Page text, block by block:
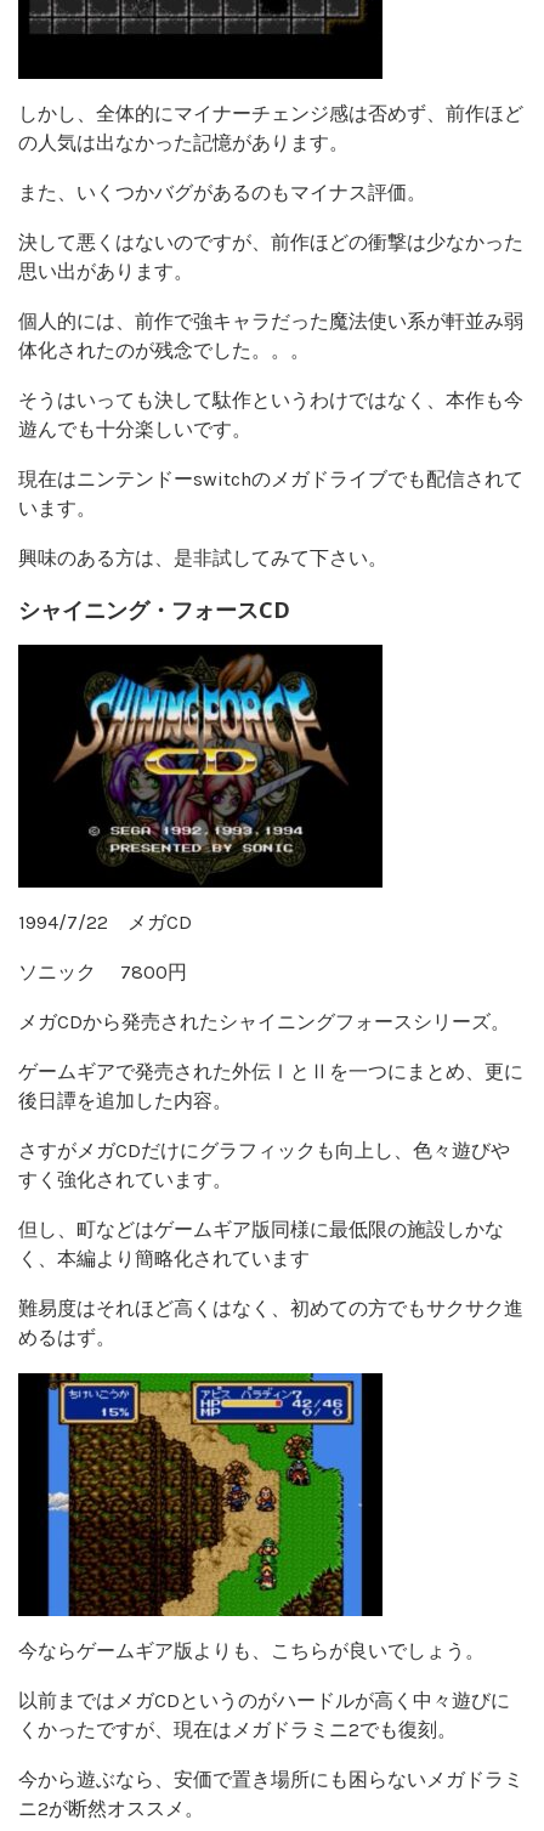
しかし、全体的にマイナーチェンジ感は否めず、前作ほど
の人気は出なかった記憶があります。
また、いくつかバグがあるのもマイナス評価。
決して悪くはないのですが、前作ほどの衝撃は少なかった
思い出があります。
個人的には、前作で強キャラだった魔法使い系が軒並み弱
体化されたのが残念でした。。。
そうはいっても決して駄作というわけではなく、本作も今
遊んでも十分楽しいです。
現在はニンテンドーswitchのメガドライブでも配信されて
います。
興味のある方は、是非試してみて下さい。
シャイニング・フォースCD
1994/7/22 メガCD
ソニック 7800円
メガCDから発売されたシャイニングフォースシリーズ。
ゲームギアで発売された外伝ⅠとⅡを一つにまとめ、更に
後日譚を追加した内容。
さすがメガCDだけにグラフィックも向上し、色々遊びや
すく強化されています。
但し、町などはゲームギア版同様に最低限の施設しかな
く、本編より簡略化されています
難易度はそれほど高くはなく、初めての方でもサクサク進
めるはず。
今ならゲームギア版よりも、こちらが良いでしょう。
以前まではメガCDというのがハードルが高く中々遊びに
くかったですが、現在はメガドラミニ2でも復刻。
今から遊ぶなら、安価で置き場所にも困らないメガドラミ
ニ2が断然オススメ。